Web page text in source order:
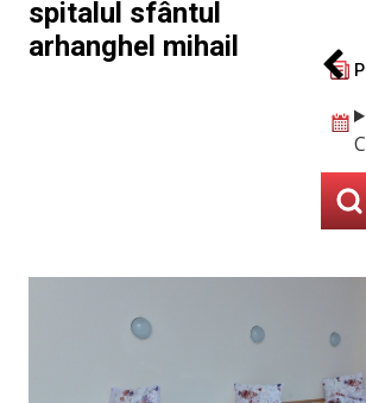
spitalul sfântul
arhanghel mihail